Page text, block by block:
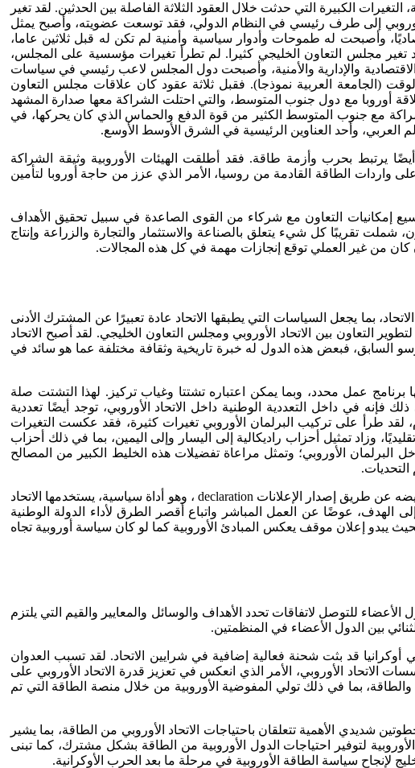
والجماعة الاقتصادية الأوروبية، التغيرات الكبيرة التي حدثت خلال العقود الثلاثة الفاصلة بين الحدثين. لقد تغير
الأوروبي إلى طرف رئيسي في النظام الدولي، فقد توسعت عضويته، وأصبح يمثل
وأصبحت له طموحات وأدوار سياسية وأمنية لم تكن له قبل ثلاثين عاما،
مجلس التعاون الخليجي كثيرا. لم تطرأ تغيرات مؤسسية على المجلس،
والإدارية والأمنية، وأصبحت دول المجلس لاعب رئيسي في سياسات
(الجامعة العربية نموذجا). فقبل ثلاثة عقود كان علاقات مجلس التعاون
أوروبا مع دول جنوب المتوسط، والتي احتلت الشراكة معها صدارة المشهد
المتوسطية، المعروف بإعلان برشلونة عام 1995م. لقد فقدت سفن الشراكة مع جنوب المتوسط الكثير من قوة الدفع والحماس الذي كان يحركها، في
وأحد العناوين الرئيسية في الشرق الأوسط الأوسع.
يرتبط بحرب وأزمة طاقة. فقد أطلقت الهيئات الأوروبية وثيقة الشراكة
واردات الطاقة القادمة من روسيا، الأمر الذي عزز من حاجة أوروبا لتأمين
إمكانيات التعاون مع شركاء من القوى الصاعدة في سبيل تحقيق الأهداف
تقريبًا كل شيء يتعلق بالصناعة والاستثمار والتجارة والزراعة وإنتاج
كان من غير العملي توقع إنجازات مهمة في كل هذه المجالات.
بما يجعل السياسات التي يطبقها الاتحاد عادة تعبيرًا عن المشترك الأدنى
التعاون بين الاتحاد الأوروبي ومجلس التعاون الخليجي. لقد أصبح الاتحاد
السابق، فبعض هذه الدول له خبرة تاريخية وثقافة مختلفة عما هو سائد في
برنامج عمل محدد، وبما يمكن اعتباره تشتتا وغياب تركيز. لهذا التشتت صلة
فإنه في داخل التعددية الوطنية داخل الاتحاد الأوروبي، توجد أيضًا تعددية
وسياسية، تتمثل في التكتلات الموجودة داخل مؤسسة البرلمان الأوروبي التي يجري انتخابها مباشرة منذ عام 1979م، لقد طرأ على تركيب البرلمان الأوروبي تغيرات كثيرة، فقد عكست التغيرات
وزاد تمثيل أحزاب راديكالية إلى اليسار وإلى اليمين، بما في ذلك أحزاب
البرلمان الأوروبي؛ وتمثل مراعاة تفضيلات هذه الخليط الكبير من المصالح
وفي مرات كثيرة يكون من الصعب على الاتحاد الأوروبي تطوير سياسة محددة قابلة للتطبيق الفعال، وهو القصور الذي يجري تعويضه عن طريق إصدار الإعلانات declaration ، وهو أداة سياسية، يستخدمها الاتحاد
الهدف، عوضًا عن العمل المباشر واتباع أقصر الطرق لأداء الدولة الوطنية
يبدو إعلان موقف يعكس المبادئ الأوروبية كما لو كان سياسة أوروبية تجاه
للتوصل لاتفاقات تحدد الأهداف والوسائل والمعايير والقيم التي يلتزم
بين الدول الأعضاء في المنظمتين.
قد بثت شحنة فعالية إضافية في شرايين الاتحاد. لقد تسبب العدوان
الاتحاد الأوروبي، الأمر الذي انعكس في تعزيز قدرة الاتحاد الأوروبي على
بما في ذلك تولي المفوضية الأوروبية من خلال منصة الطاقة التي تم
شديدي الأهمية تتعلقان باحتياجات الاتحاد الأوروبي من الطاقة، بما يشير
لتوفير احتياجات الدول الأوروبية من الطاقة بشكل مشترك، كما تبنى
لإنجاح سياسة الطاقة الأوروبية في مرحلة ما بعد الحرب الأوكرانية.